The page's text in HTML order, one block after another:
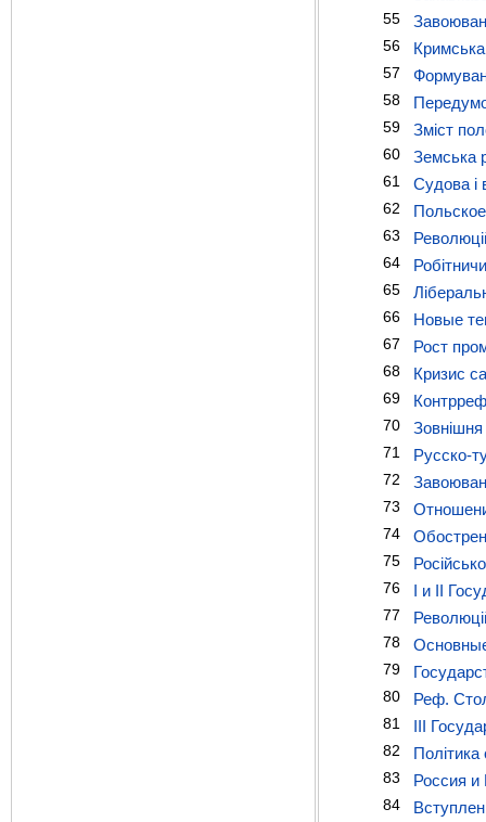
55
56
57
58
59 Зміст
60 Земська
61 Судова і
62
63
64
65
66 Новые
67 Рост
68 Кризис
69
70 Зовнішня
71 Русско-
72
73
74
75
76 I и II
77
78
79
80 Реф.
81 III
82
83 Россия и
84